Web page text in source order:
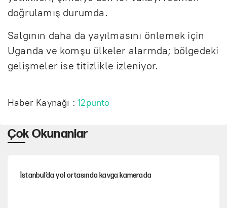
doğrulamış durumda.
Salgının daha da yayılmasını önlemek için
Uganda ve komşu ülkeler alarmda; bölgedeki
gelişmeler ise titizlikle izleniyor.
Haber Kaynağı :12punto
Çok Okunanlar
İstanbul’da yol ortasında kavga kamerada